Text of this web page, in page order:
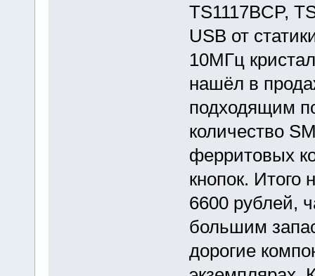
TS1117BCP,
USB от
10МГц
нашёл в
подходящим
количество
ферритовых
кнопок. Итого
6600 рублей,
большим
дорогие